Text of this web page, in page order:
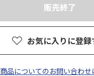
お気に入りに登録
商品についてのお問い合わせ